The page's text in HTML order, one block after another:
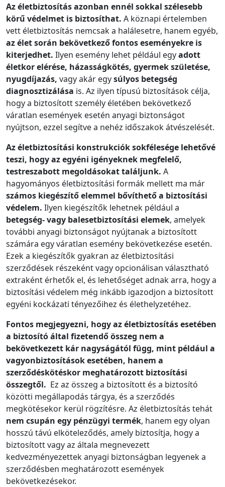
Az életbiztosítás azonban ennél sokkal szélesebb
körű védelmet is biztosíthat. A köznapi értelemben
vett életbiztosítás nemcsak a halálesetre, hanem egyéb,
az élet során bekövetkező fontos eseményekre is
kiterjedhet. Ilyen esemény lehet például egyadott
életkor elérése, házasságkötés, gyermek születése,
nyugdíjazás, vagy akár egysúlyos betegség
diagnosztizálása is. Az ilyen típusú biztosítások célja,
hogy a biztosított személy életében bekövetkező
váratlan események esetén anyagi biztonságot
nyújtson, ezzel segítve a nehéz időszakok átvészelését.
Az életbiztosítási konstrukciók sokfélesége lehetővé
teszi, hogy az egyéni igényeknek megfelelő,
testreszabott megoldásokat találjunk. A
hagyományos életbiztosítási formák mellett ma már
számos kiegészítő elemmel bővíthető a biztosítási
védelem. Ilyen kiegészítők lehetnek például a
betegség- vagy balesetbiztosítási elemek, amelyek
további anyagi biztonságot nyújtanak a biztosított
számára egy váratlan esemény bekövetkezése esetén.
Ezek a kiegészítők gyakran az életbiztosítási
szerződések részeként vagy opcionálisan választható
extraként érhetők el, és lehetőséget adnak arra, hogy a
biztosítási védelem még inkább igazodjon a biztosított
egyéni kockázati tényezőihez és élethelyzetéhez.
Fontos megjegyezni, hogy az életbiztosítás esetében
a biztosító által fizetendő összeg nem a
bekövetkezett kár nagyságától függ, mint például a
vagyonbiztosítások esetében, hanem a
szerződéskötéskor meghatározott biztosítási
összegtől. Ez az összeg a biztosított és a biztosító
közötti megállapodás tárgya, és a szerződés
megkötésekor kerül rögzítésre. Az életbiztosítás tehát
nem csupán egy pénzügyi termék, hanem egy olyan
hosszú távú elköteleződés, amely biztosítja, hogy a
biztosított vagy az általa megnevezett
kedvezményezettek anyagi biztonságban legyenek a
szerződésben meghatározott események
bekövetkezésekor.